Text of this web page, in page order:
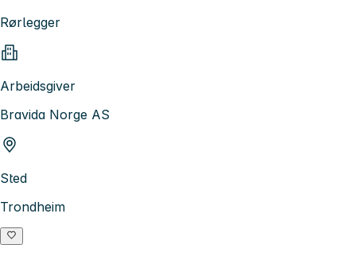
Rørlegger
Arbeidsgiver
Bravida Norge AS
Sted
Trondheim